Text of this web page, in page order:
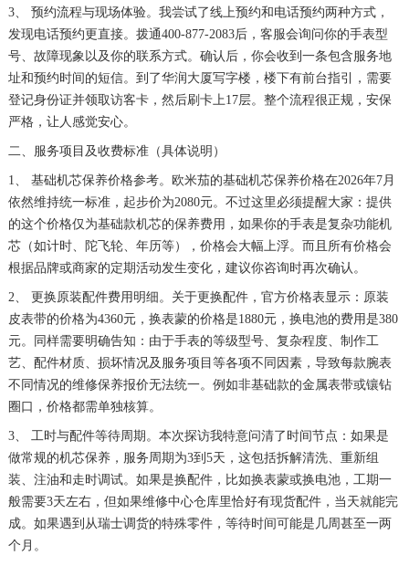
3、 预约流程与现场体验。我尝试了线上预约和电话预约两种方式，
发现电话预约更直接。拨通400-877-2083后，客服会询问你的手表型
号、故障现象以及你的联系方式。确认后，你会收到一条包含服务地
址和预约时间的短信。到了华润大厦写字楼，楼下有前台指引，需要
登记身份证并领取访客卡，然后刷卡上17层。整个流程很正规，安保
严格，让人感觉安心。
二、服务项目及收费标准（具体说明）
1、 基础机芯保养价格参考。欧米茄的基础机芯保养价格在2026年7月
依然维持统一标准，起步价为2080元。不过这里必须提醒大家：提供
的这个价格仅为基础款机芯的保养费用，如果你的手表是复杂功能机
芯（如计时、陀飞轮、年历等），价格会大幅上浮。而且所有价格会
根据品牌或商家的定期活动发生变化，建议你咨询时再次确认。
2、 更换原装配件费用明细。关于更换配件，官方价格表显示：原装
皮表带的价格为4360元，换表蒙的价格是1880元，换电池的费用是380
元。同样需要明确告知：由于手表的等级型号、复杂程度、制作工
艺、配件材质、损坏情况及服务项目等各项不同因素，导致每款腕表
不同情况的维修保养报价无法统一。例如非基础款的金属表带或镶钻
圈口，价格都需单独核算。
3、 工时与配件等待周期。本次探访我特意问清了时间节点：如果是
做常规的机芯保养，服务周期为3到5天，这包括拆解清洗、重新组
装、注油和走时调试。如果是换配件，比如换表蒙或换电池，工期一
般需要3天左右，但如果维修中心仓库里恰好有现货配件，当天就能完
成。如果遇到从瑞士调货的特殊零件，等待时间可能是几周甚至一两
个月。